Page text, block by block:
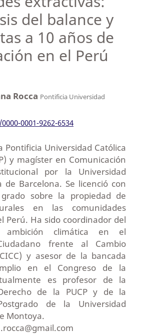
del balance y
a 10 años de
en el Perú
Rocca Pontificia Universidad
0001-9262-6534
Pontificia Universidad Católica
y magíster en Comunicación
por la Universidad
de Barcelona. Se licenció con
sobre la propiedad de
en las comunidades
Perú. Ha sido coordinador del
ambición climática en el
frente al Cambio
y asesor de la bancada
en el Congreso de la
es profesor de la
de la PUCP y de la
de la Universidad
Montoya.